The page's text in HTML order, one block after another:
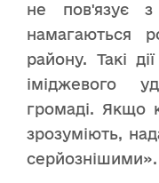
не пов'язує
намагаються
району. Такі
іміджевого
громаді. Якщо
зрозуміють,
серйознішими».